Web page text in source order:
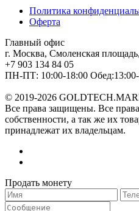
Политика
Оферта
Главный офис
г. Москва, Смоленская
+7 903 134 84 05
ПН-ПТ: 10:00-18:00
© 2019-2026
Все права защищены. Все
собственности, а так же их
принадлежат их владельцам.
Продать монету